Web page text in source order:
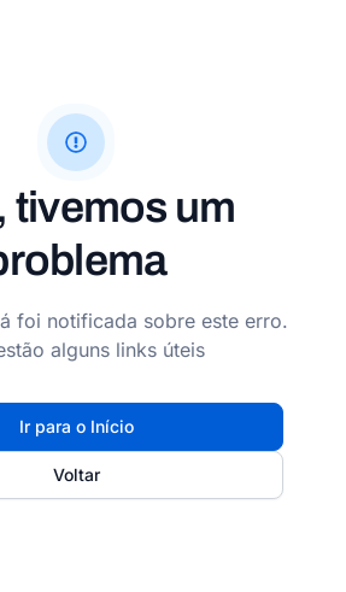
tivemos um
foi notificada sobre este erro.
alguns links úteis
Ir para o Início
Voltar